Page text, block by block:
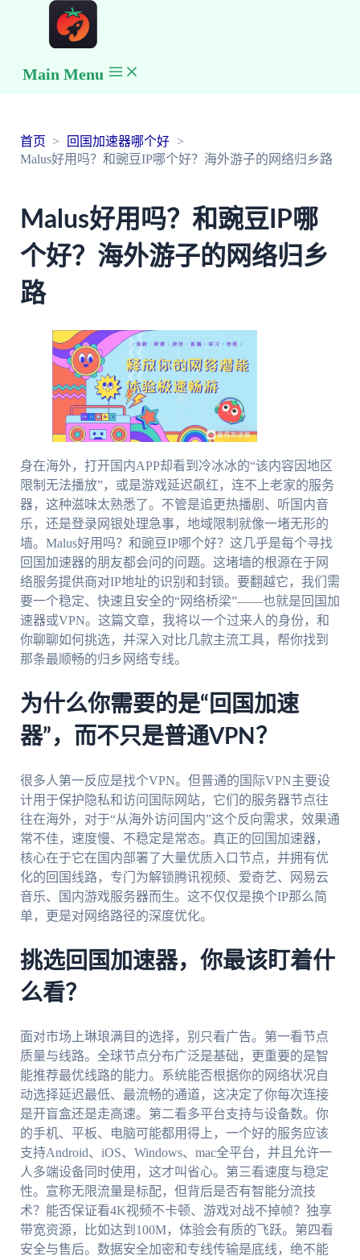
Main Menu
首页
回国加速器哪个好
Malus好用吗？和豌豆IP哪个好？海外游子的网络归乡路
Malus好用吗？和豌豆IP哪
个好？海外游子的网络归乡
路
身在海外，打开国内APP却看到冷冰冰的“该内容因地区
限制无法播放”，或是游戏延迟飙红，连不上老家的服务
器，这种滋味太熟悉了。不管是追更热播剧、听国内音
乐，还是登录网银处理急事，地域限制就像一堵无形的
墙。Malus好用吗？和豌豆IP哪个好？这几乎是每个寻找
回国加速器的朋友都会问的问题。这堵墙的根源在于网
络服务提供商对IP地址的识别和封锁。要翻越它，我们需
要一个稳定、快速且安全的“网络桥梁”——也就是回国加
速器或VPN。这篇文章，我将以一个过来人的身份，和
你聊聊如何挑选，并深入对比几款主流工具，帮你找到
那条最顺畅的归乡网络专线。
为什么你需要的是“回国加速
器”，而不只是普通VPN？
很多人第一反应是找个VPN。但普通的国际VPN主要设
计用于保护隐私和访问国际网站，它们的服务器节点往
往在海外，对于“从海外访问国内”这个反向需求，效果通
常不佳，速度慢、不稳定是常态。真正的回国加速器，
核心在于它在国内部署了大量优质入口节点，并拥有优
化的回国线路，专门为解锁腾讯视频、爱奇艺、网易云
音乐、国内游戏服务器而生。这不仅仅是换个IP那么简
单，更是对网络路径的深度优化。
挑选回国加速器，你最该盯着什
么看？
面对市场上琳琅满目的选择，别只看广告。第一看节点
质量与线路。全球节点分布广泛是基础，更重要的是智
能推荐最优线路的能力。系统能否根据你的网络状况自
动选择延迟最低、最流畅的通道，这决定了你每次连接
是开盲盒还是走高速。第二看多平台支持与设备数。你
的手机、平板、电脑可能都用得上，一个好的服务应该
支持Android、iOS、Windows、mac全平台，并且允许一
人多端设备同时使用，这才叫省心。第三看速度与稳定
性。宣称无限流量是标配，但背后是否有智能分流技
术？能否保证看4K视频不卡顿、游戏对战不掉帧？独享
带宽资源，比如达到100M，体验会有质的飞跃。第四看
安全与售后。数据安全加密和专线传输是底线，绝不能